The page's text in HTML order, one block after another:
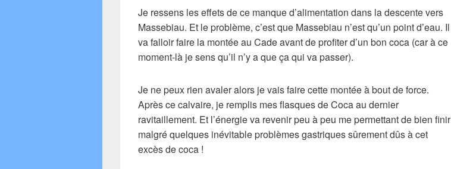
Je ressens les effets de ce manque d’alimentation dans la descente vers
Massebiau. Et le problème, c’est que Massebiau n’est qu’un point d’eau. Il
va falloir faire la montée au Cade avant de profiter d’un bon coca (car à ce
moment-là je sens qu’il n’y a que ça qui va passer).
Je ne peux rien avaler alors je vais faire cette montée à bout de force.
Après ce calvaire, je remplis mes flasques de Coca au dernier
ravitaillement. Et l’énergie va revenir peu à peu me permettant de bien finir
malgré quelques inévitable problèmes gastriques sûrement dûs à cet
excès de coca !